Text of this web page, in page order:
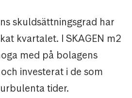
skuldsättningsgrad har
kvartalet. I SKAGEN m2
med på bolagens
investerat i de som
tider.